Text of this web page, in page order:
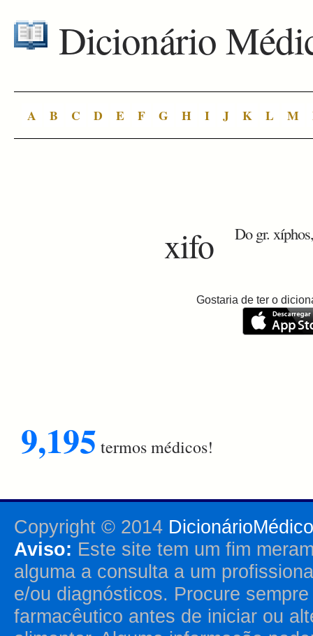
Dicionário
A B C D E F G H I J K L M
xifo Do gr.
Gostaria de ter o
9,195 termos médicos!
Copyright © 2014
Aviso: Este site tem um fim
alguma a consulta a um
e/ou diagnósticos. Procure
farmacêutico antes de iniciar ou